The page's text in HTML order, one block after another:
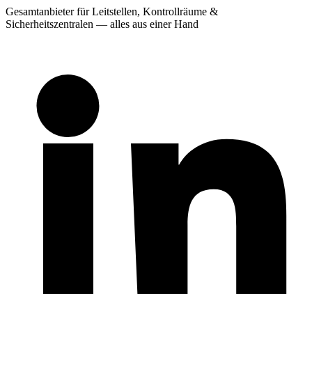
Gesamtanbieter für Leitstellen, Kontrollräume &
Sicherheitszentralen — alles aus einer Hand